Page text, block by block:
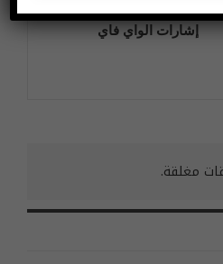
أجساد الأشخاص من خلال
إشارات الواي فاي
مغلقة.